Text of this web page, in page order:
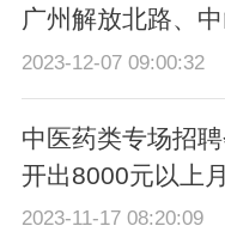
广州解放北路、
2023-12-07 09:00:32
中医药类专场招
开出8000元以上
2023-11-17 08:20:09